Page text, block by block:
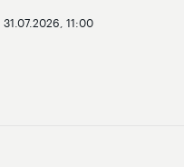
31.07.2026, 11:00